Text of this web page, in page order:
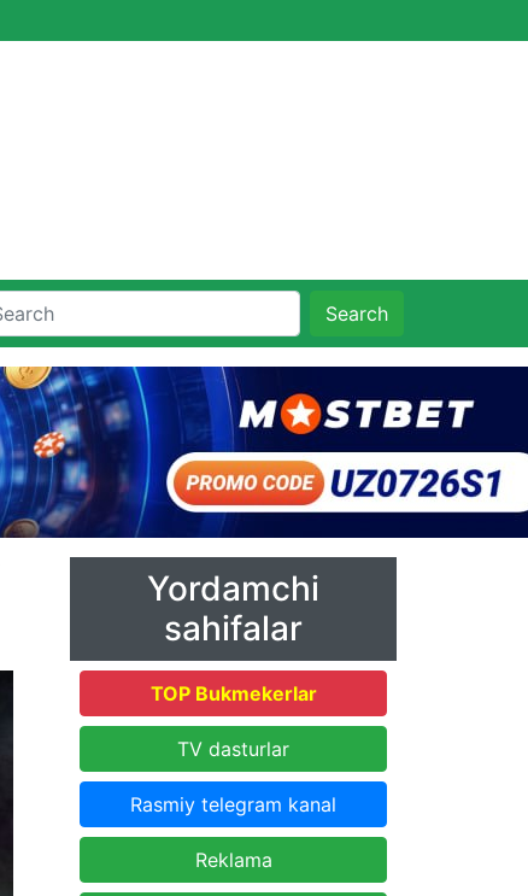
Search
Yordamchi
sahifalar
TOP Bukmekerlar
TV dasturlar
Rasmiy telegram kanal
Reklama